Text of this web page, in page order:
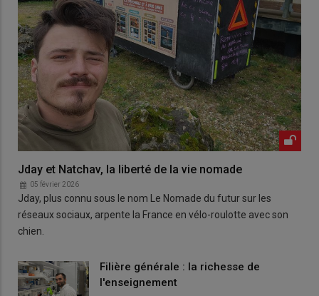
Jday et Natchav, la liberté de la vie nomade
05 février 2026
Jday, plus connu sous le nom Le Nomade du futur sur les
réseaux sociaux, arpente la France en vélo-roulotte avec son
chien.
Filière générale : la richesse de
l'enseignement